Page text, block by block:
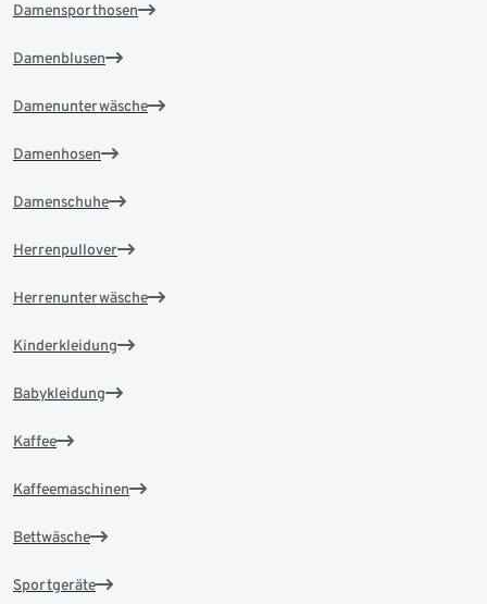
Damensporthosen
Damenblusen
Damenunterwäsche
Damenhosen
Damenschuhe
Herrenpullover
Herrenunterwäsche
Kinderkleidung
Babykleidung
Kaffee
Kaffeemaschinen
Bettwäsche
Sportgeräte